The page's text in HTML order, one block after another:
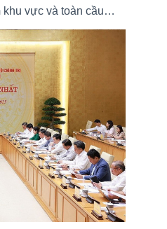
khu vực và toàn cầu…